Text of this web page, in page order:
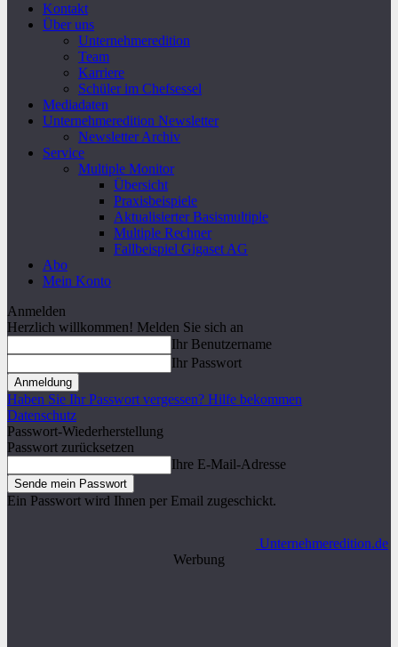
Kontakt
Über uns
Unternehmeredition
Team
Karriere
Schüler im Chefsessel
Mediadaten
Unternehmeredition Newsletter
Newsletter Archiv
Service
Multiple Monitor
Übersicht
Praxisbeispiele
Aktualisierter Basismultiple
Multiple Rechner
Fallbeispiel Gigaset AG
Abo
Mein Konto
Anmelden
Herzlich willkommen! Melden Sie sich an
Ihr Benutzername
Ihr Passwort
Haben Sie Ihr Passwort vergessen? Hilfe bekommen
Datenschutz
Passwort-Wiederherstellung
Passwort zurücksetzen
Ihre E-Mail-Adresse
Ein Passwort wird Ihnen per Email zugeschickt.
Unternehmeredition.de
Werbung